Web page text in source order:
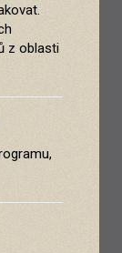
z oblasti